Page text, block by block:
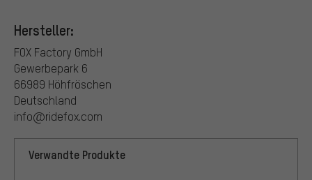
Hersteller:
FOX Factory GmbH
Gewerbepark 6
66989 Höhfröschen
Deutschland
info@ridefox.com
Verwandte Produkte